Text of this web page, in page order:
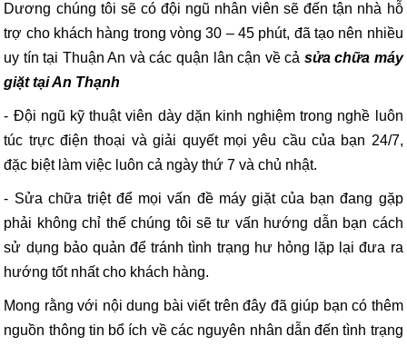
Dương chúng tôi sẽ có đội ngũ nhân viên sẽ đến tận nhà hỗ
trợ cho khách hàng trong vòng 30 – 45 phút, đã tạo nên nhiều
uy tín tại Thuận An và các quận lân cận về cả sửa chữa máy
giặt tại An Thạnh
- Đội ngũ kỹ thuật viên dày dặn kinh nghiệm trong nghề luôn
túc trực điện thoại và giải quyết mọi yêu cầu của bạn 24/7,
đặc biệt làm việc luôn cả ngày thứ 7 và chủ nhật.
- Sửa chữa triệt để mọi vấn đề máy giặt của bạn đang gặp
phải không chỉ thế chúng tôi sẽ tư vấn hướng dẫn bạn cách
sử dụng bảo quản để tránh tình trạng hư hỏng lặp lại đưa ra
hướng tốt nhất cho khách hàng.
Mong rằng với nội dung bài viết trên đây đã giúp bạn có thêm
nguồn thông tin bổ ích về các nguyên nhân dẫn đến tình trạng